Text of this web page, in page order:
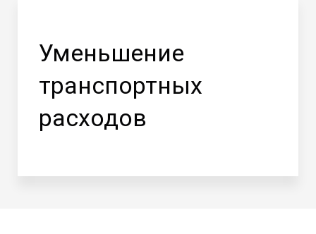
Уменьшение
транспортных
расходов